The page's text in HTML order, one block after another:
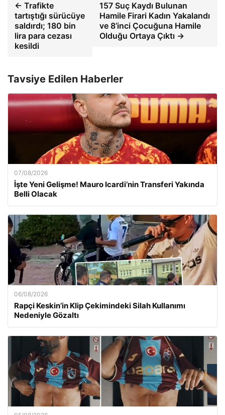
← Trafikte
tartıştığı sürücüye
saldırdı; 180 bin
lira para cezası
kesildi
157 Suç Kaydı Bulunan
Hamile Firari Kadın Yakalandı
ve 8’inci Çocuğuna Hamile
Olduğu Ortaya Çıktı →
Tavsiye Edilen Haberler
07/08/2026
İşte Yeni Gelişme! Mauro Icardi’nin Transferi Yakında
Belli Olacak
06/08/2026
Rapçi Keskin’in Klip Çekimindeki Silah Kullanımı
Nedeniyle Gözaltı